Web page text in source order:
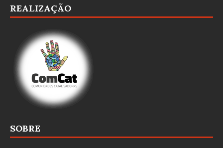
REALIZAÇÃO
SOBRE